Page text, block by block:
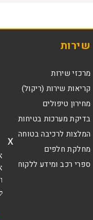
x
שירות
מרכזי שירות
קריאות שירות (ריקול)
מחירון טיפולים
בדיקת מערכות בטיחות
המלצות לרכיבה בטוחה
מחלקת חלפים
ספרי רכב ומידע ללקוחות